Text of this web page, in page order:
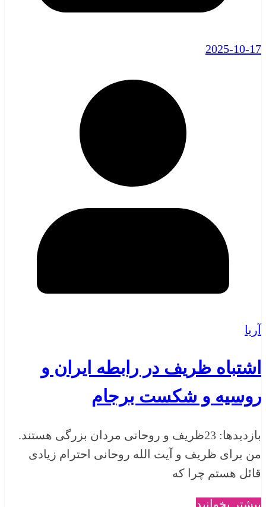
2025-10-17
آریا
اشتباه ظریف در رابطه ایران و
روسیه و شکست برجام
بازدیدها: 23ظریف و روحانی مردان بزرگی هستند.
من برای ظریف و آیت الله روحانی احترام زیادی
قائل هستم چرا که
بیشتر بخوانید